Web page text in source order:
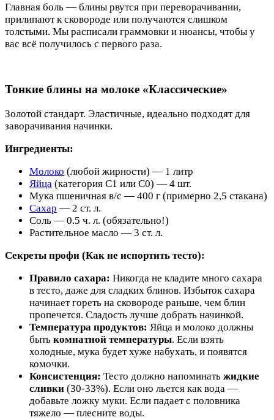
Главная боль — блины рвутся при переворачивании,
прилипают к сковороде или получаются слишком
толстыми. Мы расписали граммовки и нюансы, чтобы у
вас всё получилось с первого раза.
Тонкие блины на молоке «Классические»
Золотой стандарт. Эластичные, идеально подходят для
заворачивания начинки.
Ингредиенты:
Молоко (любой жирности) — 1 литр
Яйца (категория С1 или С0) — 4 шт.
Мука пшеничная в/с — 400 г (примерно 2,5 стакана)
Сахар — 2 ст. л.
Соль — 0.5 ч. л. (обязательно!)
Растительное масло — 3 ст. л.
Секреты профи (Как не испортить тесто):
Правило сахара: Никогда не кладите много сахара
в тесто, даже для сладких блинов. Избыток сахара
начинает гореть на сковороде раньше, чем блин
пропечется. Сладость лучше добрать начинкой.
Температура продуктов: Яйца и молоко должны
быть комнатной температуры. Если взять
холодные, мука будет хуже набухать, и появятся
комочки.
Консистенция: Тесто должно напоминать жидкие
сливки (30-33%). Если оно льется как вода —
добавьте ложку муки. Если падает с половника
тяжело — плесните воды.